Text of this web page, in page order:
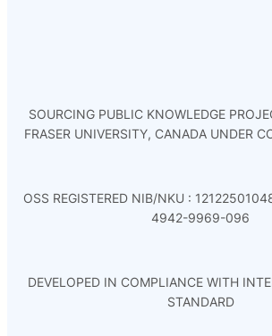
SOURCING PUBLIC KNOWLEDGE
FRASER UNIVERSITY, CANADA UNDER
OSS REGISTERED NIB/NKU :
4942-9969-096
DEVELOPED IN COMPLIANCE WITH
STANDARD